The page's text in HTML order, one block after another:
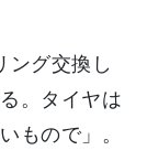
ング交換し
。タイヤは
もので」。